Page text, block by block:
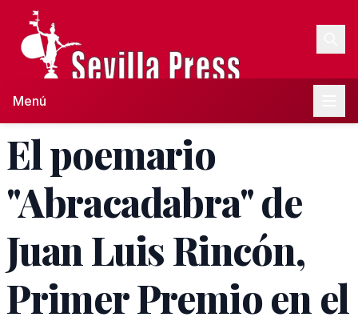
Menú
El poemario
"Abracadabra" de
Juan Luis Rincón,
Primer Premio en el